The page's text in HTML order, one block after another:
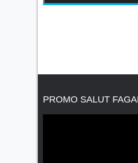
PROMO SALUT